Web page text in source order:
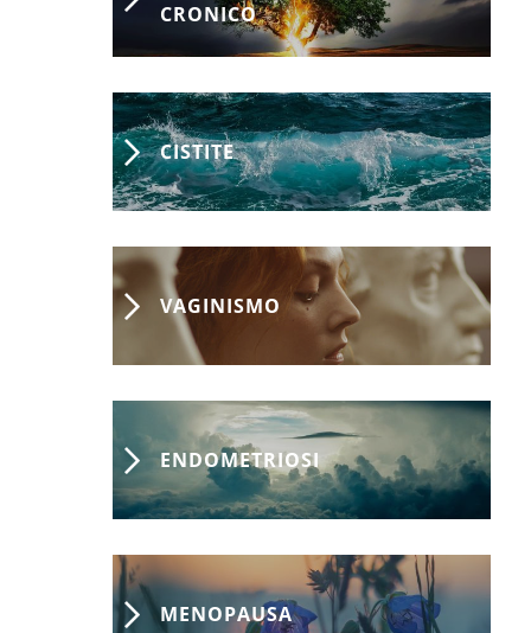
CRONICO
CISTITE
VAGINISMO
ENDOMETRIOSI
MENOPAUSA